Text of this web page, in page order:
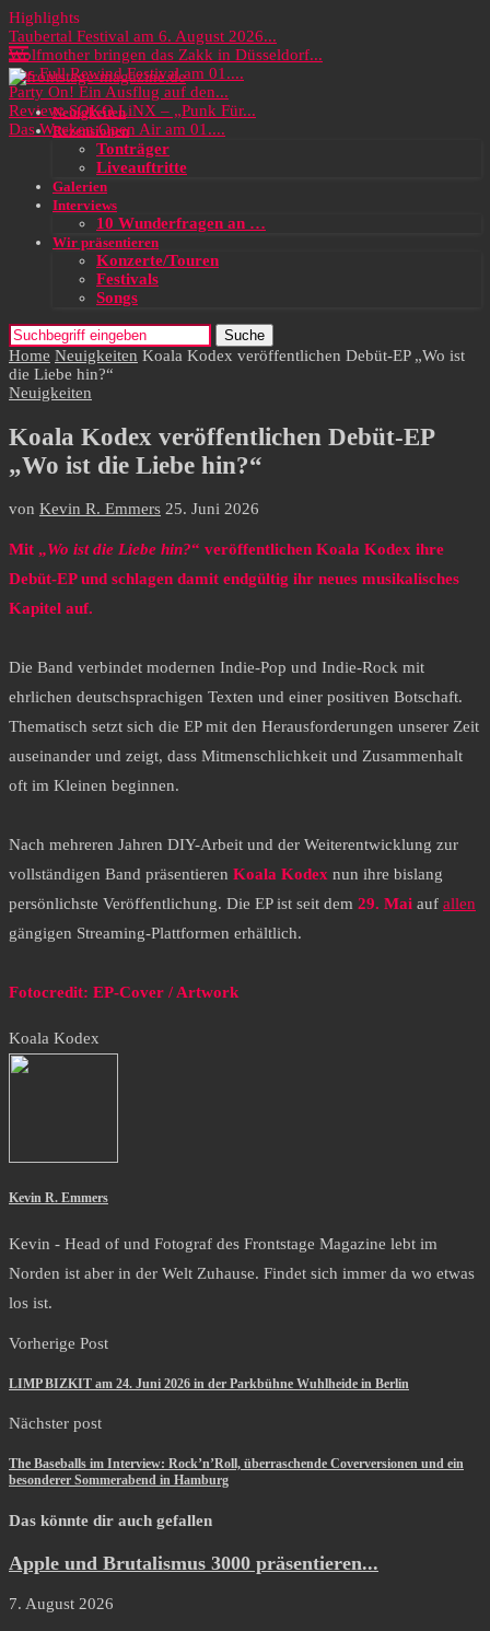
Highlights
Taubertal Festival am 6. August 2026...
Wolfmother bringen das Zakk in Düsseldorf...
Das Full Rewind Festival am 01....
Party On! Ein Ausflug auf den...
Review: SOKO LiNX – „Punk Für...
Das Wacken Open Air am 01....
Neuigkeiten
Rezensionen
Tonträger
Liveauftritte
Galerien
Interviews
10 Wunderfragen an …
Wir präsentieren
Konzerte/Touren
Festivals
Songs
Suche
Home Neuigkeiten Koala Kodex veröffentlichen Debüt-EP „Wo ist
die Liebe hin?“
Neuigkeiten
Koala Kodex veröffentlichen Debüt-EP
„Wo ist die Liebe hin?“
von Kevin R. Emmers 25. Juni 2026
Mit „Wo ist die Liebe hin?“ veröffentlichen Koala Kodex ihre
Debüt-EP und schlagen damit endgültig ihr neues musikalisches
Kapitel auf.
Die Band verbindet modernen Indie-Pop und Indie-Rock mit
ehrlichen deutschsprachigen Texten und einer positiven Botschaft.
Thematisch setzt sich die EP mit den Herausforderungen unserer Zeit
auseinander und zeigt, dass Mitmenschlichkeit und Zusammenhalt
oft im Kleinen beginnen.
Nach mehreren Jahren DIY-Arbeit und der Weiterentwicklung zur
vollständigen Band präsentieren Koala Kodex nun ihre bislang
persönlichste Veröffentlichung. Die EP ist seit dem 29. Mai auf allen
gängigen Streaming-Plattformen erhältlich.
Fotocredit: EP-Cover / Artwork
Koala Kodex
Kevin R. Emmers
Kevin - Head of und Fotograf des Frontstage Magazine lebt im
Norden ist aber in der Welt Zuhause. Findet sich immer da wo etwas
los ist.
Vorherige Post
LIMP BIZKIT am 24. Juni 2026 in der Parkbühne Wuhlheide in Berlin
Nächster post
The Baseballs im Interview: Rock’n’Roll, überraschende Coverversionen und ein
besonderer Sommerabend in Hamburg
Das könnte dir auch gefallen
Apple und Brutalismus 3000 präsentieren...
7. August 2026